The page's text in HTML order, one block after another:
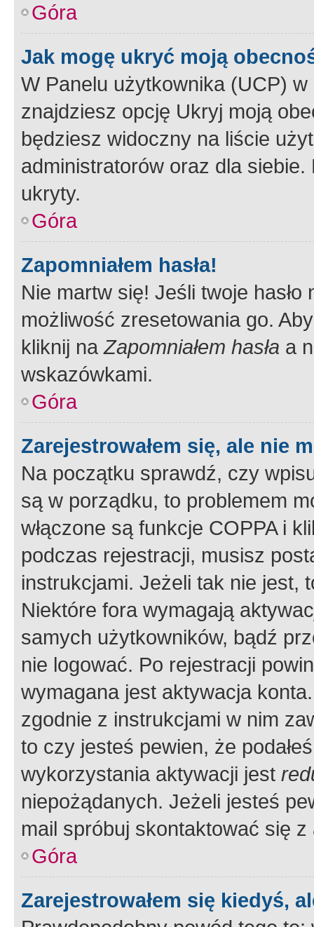
Góra
Jak mogę ukryć moją
W Panelu użytkownika (UCP) w
znajdziesz opcję Ukryj moją
będziesz widoczny na liście
administratorów oraz dla
ukryty.
Góra
Zapomniałem hasła!
Nie martw się! Jeśli twoje
możliwość zresetowania go.
kliknij naZapomniałem hasła a
wskazówkami.
Góra
Zarejestrowałem się, ale nie
Na początku sprawdź, czy
są w porządku, to problemem
włączone są funkcje COPPA i
podczas rejestracji, musisz
instrukcjami. Jeżeli tak nie jest,
Niektóre fora wymagają
samych użytkowników, bądź
nie logować. Po rejestracji
wymagana jest aktywacja
zgodnie z instrukcjami w nim
to czy jesteś pewien, że
wykorzystania aktywacji jest
niepożądanych. Jeżeli jesteś
mail spróbuj skontaktować się
Góra
Zarejestrowałem się kiedyś,